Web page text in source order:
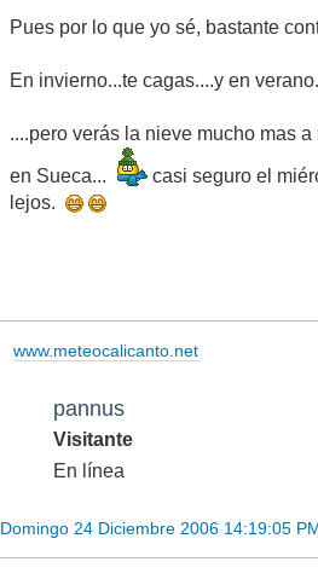
Pues por lo que yo sé, bastante
En invierno...te cagas....y en
....pero verás la nieve mucho mas
en Sueca...
casi seguro el
lejos.
www.meteocalicanto.net
pannus
Visitante
En línea
Domingo 24 Diciembre 2006 14:19:05